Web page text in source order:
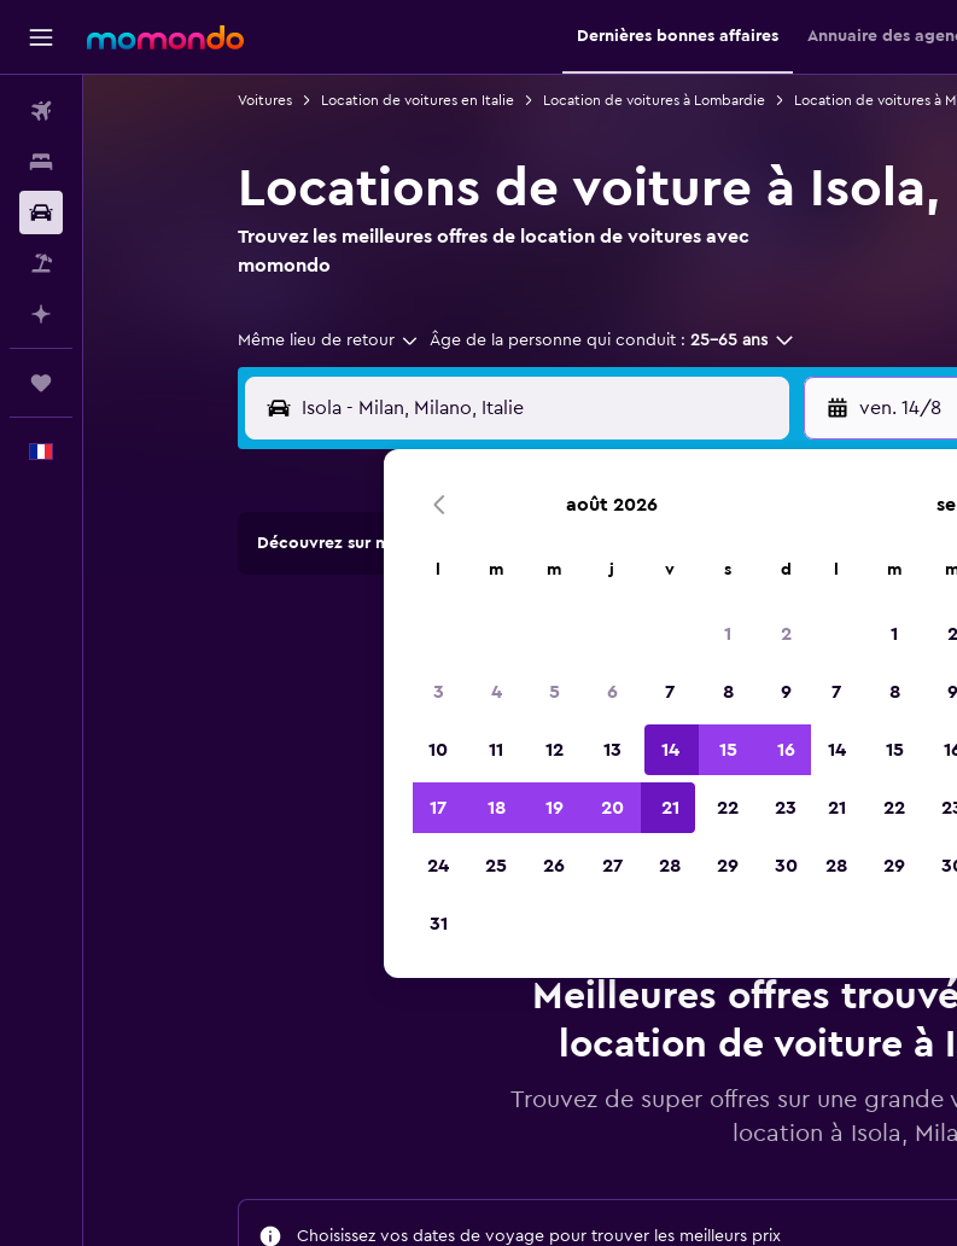
Dernières bonnes affaires Annuaire des
Voitures Location de voitures en Italie Location de voitures à Lombardie Location de voitures à
Locations de voiture à Isola,
Trouvez les meilleures offres de location de voitures avec
momondo
Même lieu de retour Âge de la personne qui conduit : 25-65 ans
ven. 14/8
Découvrez sur momondo des offres d'agences de location dans plus de 70 000
2023
Meilleures offres
location de voiture à
Trouvez de super offres sur une
location à Isola,
Choisissez vos dates de voyage pour trouver les meilleurs prix
août 2026
m m j v s d
1 2
3 4 5 6 7 8 9
10 11 12 13 14 15 16
17 18 19 20 21 22 23
24 25 26 27 28 29 30
31
m
1 2
7 8 9
14 15
21 22
28 29